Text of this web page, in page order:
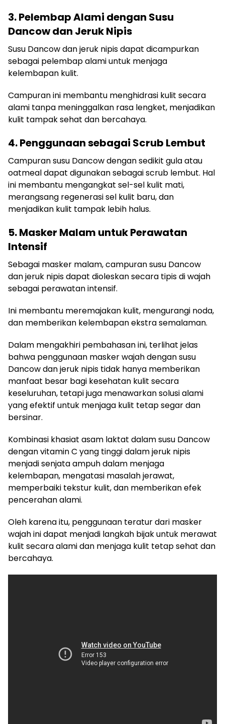
3. Pelembap Alami dengan Susu
Dancow dan Jeruk Nipis
Susu Dancow dan jeruk nipis dapat dicampurkan
sebagai pelembap alami untuk menjaga
kelembapan kulit.
Campuran ini membantu menghidrasi kulit secara
alami tanpa meninggalkan rasa lengket, menjadikan
kulit tampak sehat dan bercahaya.
4. Penggunaan sebagai Scrub Lembut
Campuran susu Dancow dengan sedikit gula atau
oatmeal dapat digunakan sebagai scrub lembut. Hal
ini membantu mengangkat sel-sel kulit mati,
merangsang regenerasi sel kulit baru, dan
menjadikan kulit tampak lebih halus.
5. Masker Malam untuk Perawatan
Intensif
Sebagai masker malam, campuran susu Dancow
dan jeruk nipis dapat dioleskan secara tipis di wajah
sebagai perawatan intensif.
Ini membantu meremajakan kulit, mengurangi noda,
dan memberikan kelembapan ekstra semalaman.
Dalam mengakhiri pembahasan ini, terlihat jelas
bahwa penggunaan masker wajah dengan susu
Dancow dan jeruk nipis tidak hanya memberikan
manfaat besar bagi kesehatan kulit secara
keseluruhan, tetapi juga menawarkan solusi alami
yang efektif untuk menjaga kulit tetap segar dan
bersinar.
Kombinasi khasiat asam laktat dalam susu Dancow
dengan vitamin C yang tinggi dalam jeruk nipis
menjadi senjata ampuh dalam menjaga
kelembapan, mengatasi masalah jerawat,
memperbaiki tekstur kulit, dan memberikan efek
pencerahan alami.
Oleh karena itu, penggunaan teratur dari masker
wajah ini dapat menjadi langkah bijak untuk merawat
kulit secara alami dan menjaga kulit tetap sehat dan
bercahaya.